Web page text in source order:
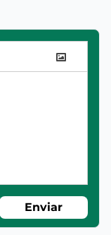
Enviar